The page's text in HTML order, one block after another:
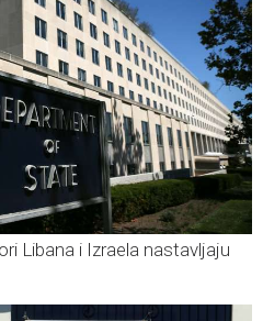
Libana i Izraela nastavljaju